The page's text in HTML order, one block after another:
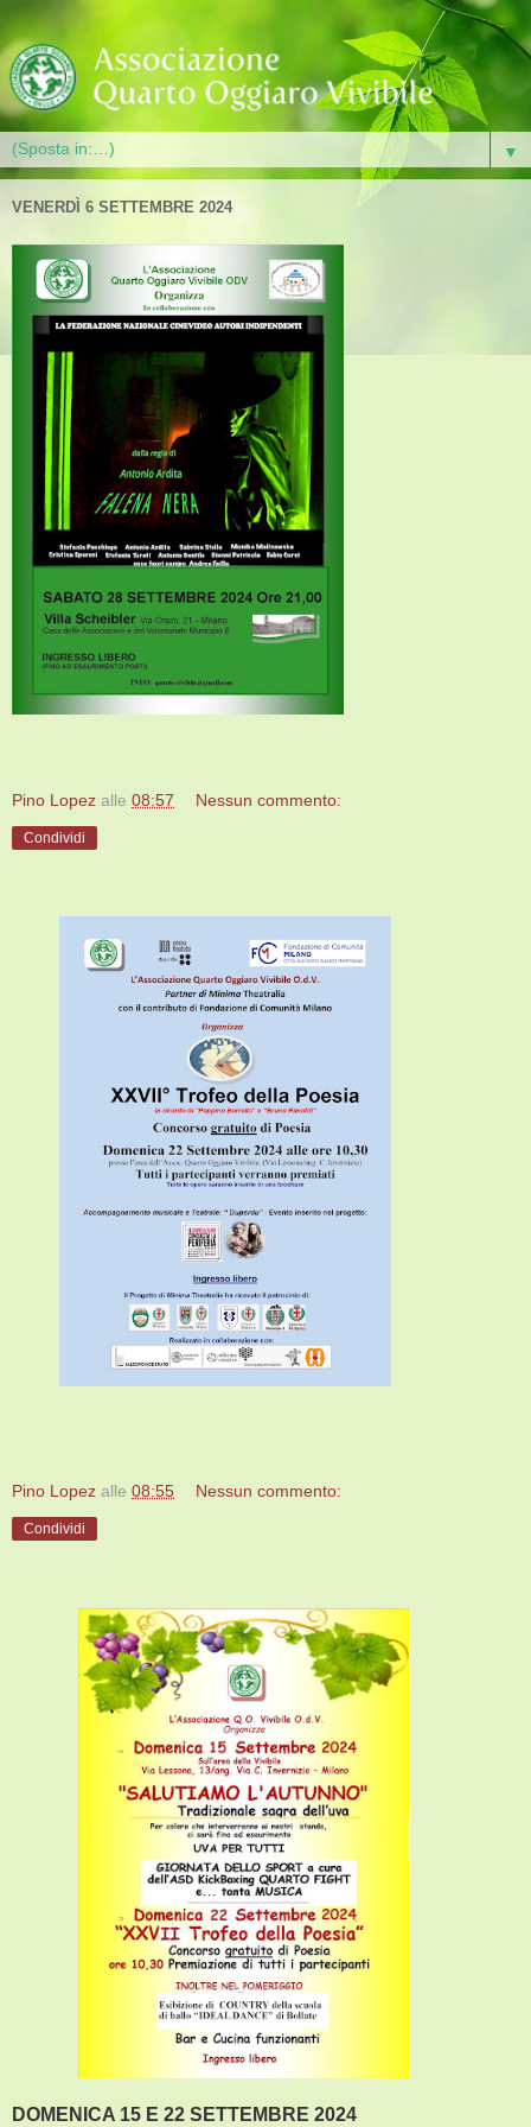
▼
VENERDÌ 6 SETTEMBRE 2024
Pino Lopez alle 08:57 Nessun commento:
Condividi
Pino Lopez alle 08:55 Nessun commento:
Condividi
DOMENICA 15 E 22 SETTEMBRE 2024